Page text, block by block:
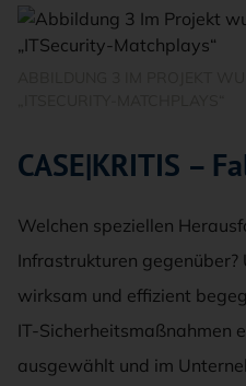
CASE|KRITIS –
Welchen speziellen
Infrastrukturen gegenüber?
wirksam und effizient
IT-Sicherheitsmaßnahmen
ausgewählt und im